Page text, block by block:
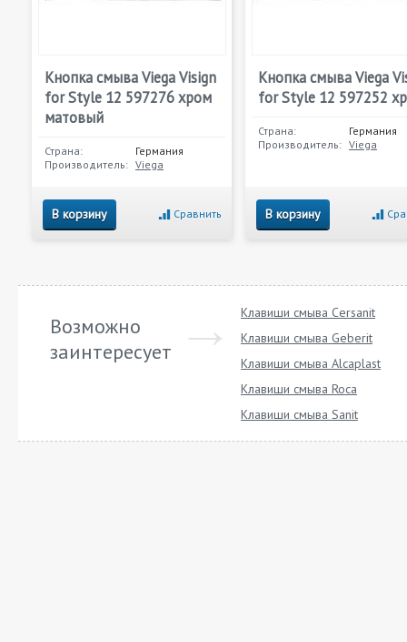
Кнопка смыва Viega Visign
for Style 12 597276 хром
матовый
Страна:
Германия
Производитель: Viega
В корзину Сравнить
Кнопка смыва Viega
for Style 12 597252
Страна:
Германия
Производитель: Viega
В корзину
Возможно
заинтересует
Клавиши смыва Cersanit
Клавиши смыва Geberit
Клавиши смыва Alcaplast
Клавиши смыва Roca
Клавиши смыва Sanit